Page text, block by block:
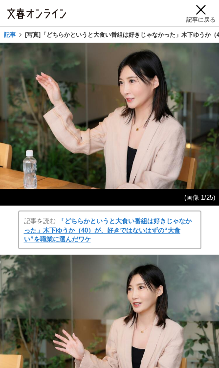
記事に戻る
記事 [写真]「どちらかというと大食い番組は好きじゃなかった」木下ゆうか
(画像 1/25)
記事を読む
「どちらかというと大食い番組は好きじゃなか
った」木下ゆうか（40）が、好きではないはずの“大食
い”を職業に選んだワケ